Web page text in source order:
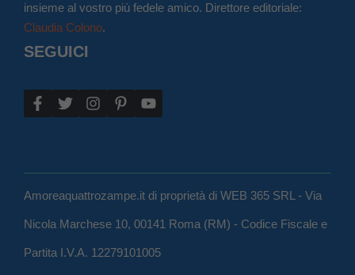
insieme al vostro più fedele amico. Direttore editoriale:
Claudia Colono.
SEGUICI
Amoreaquattrozampe.it di proprietà di WEB 365 SRL - Via
Nicola Marchese 10, 00141 Roma (RM) - Codice Fiscale e
Partita I.V.A. 12279101005